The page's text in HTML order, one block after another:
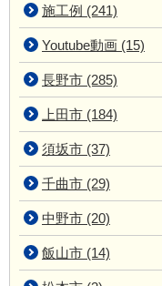
施工例 (241)
Youtube動画 (15)
長野市 (285)
上田市 (184)
須坂市 (37)
千曲市 (29)
中野市 (20)
飯山市 (14)